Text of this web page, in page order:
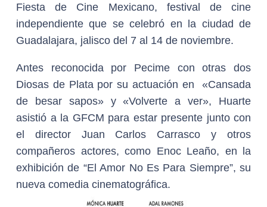
Fiesta de Cine Mexicano, festival de cine
independiente que se celebró en la ciudad de
Guadalajara, jalisco del 7 al 14 de noviembre.
Antes reconocida por Pecime con otras dos
Diosas de Plata por su actuación en «Cansada
de besar sapos» y «Volverte a ver», Huarte
asistió a la GFCM para estar presente junto con
el director Juan Carlos Carrasco y otros
compañeros actores, como Enoc Leaño, en la
exhibición de “El Amor No Es Para Siempre”, su
nueva comedia cinematográfica.